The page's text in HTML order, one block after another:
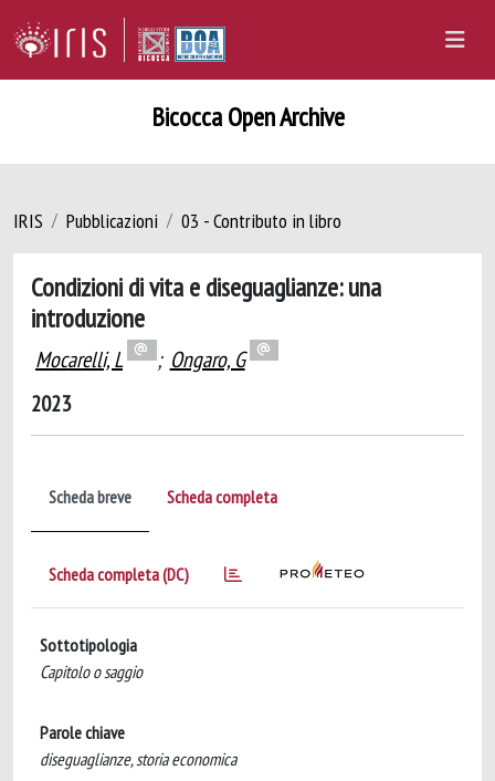
Bicocca Open Archive
IRIS Pubblicazioni 03 - Contributo in libro
Condizioni di vita e diseguaglianze: una
introduzione
Mocarelli, L ; Ongaro, G
2023
Scheda breve Scheda completa
Scheda completa (DC)
Sottotipologia
Capitolo o saggio
Parole chiave
diseguaglianze, storia economica